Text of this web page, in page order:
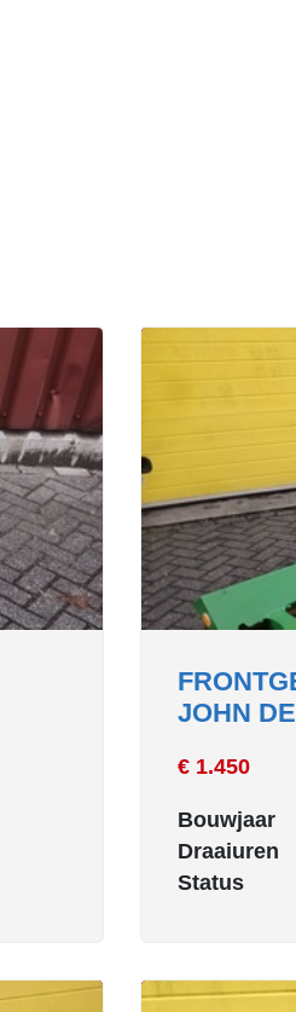
JOHN
€ 1.450
Bouwjaar
Draaiuren
Status